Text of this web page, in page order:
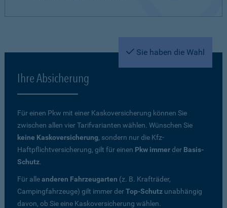
Sie haben die Wahl
Ihre Absicherung
Für einen Pkw mit einer Kaskoversicherung können Sie
zwischen allen vier Tarifvarianten wählen. Wünschen Sie
keine Kaskoversicherung, sondern nur die Kfz-
Haftpflichtversicherung, gilt für einen Pkw immerder Basis-
Schutz.
Für alleanderen Fahrzeugarten (z. B. Krafträder,
Campingfahrzeuge) gilt immer derTop-Schutz unabhängig
davon, ob Sie eine Kaskoversicherung wählen.